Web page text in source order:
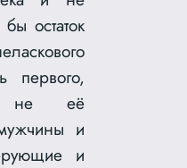
остаток
первого,
не её
и
и